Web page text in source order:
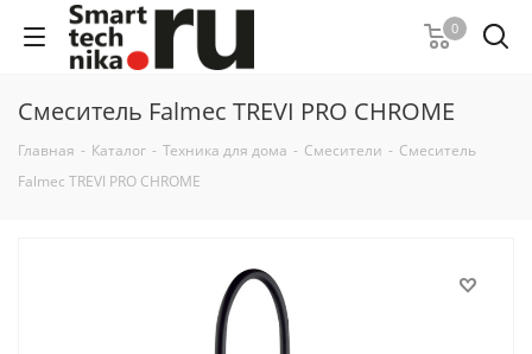
0
Смеситель Falmec TREVI PRO CHROME
Главная - Каталог - Техника для дома - Смесители - Смеситель
Falmec TREVI PRO CHROME